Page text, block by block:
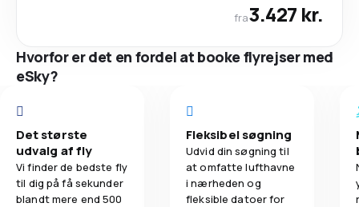
fra3.427 kr.
Hvorfor er det en fordel at booke flyrejser med
eSky?
Det største
udvalg af fly
Vi finder de bedste fly
til dig på få sekunder
blandt mere end 500
Fleksibel søgning
Udvid din søgning til
at omfatte lufthavne
i nærheden og
fleksible datoer for